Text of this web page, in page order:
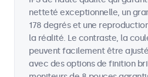
netteté exceptionnelle, un
178 degrés et une
la réalité. Le contraste, la
peuvent facilement être
avec des options de finition